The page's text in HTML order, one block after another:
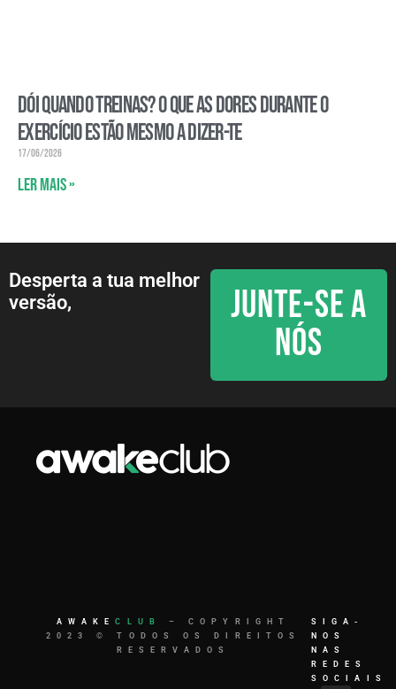
Dói quando treinas? O que as dores durante o
exercício estão mesmo a dizer-te
17/06/2026
Ler mais »
Desperta a tua melhor
versão,
JUNTE-SE A
NÓS
AWAKECLUB
– COPYRIGHT
2023 © TODOS OS DIREITOS
RESERVADOS
SIGA-
NOS
NAS
REDES
SOCIAIS